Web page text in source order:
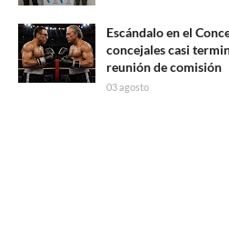
Escándalo en el
concejales casi
reunión de comisión
03 agosto